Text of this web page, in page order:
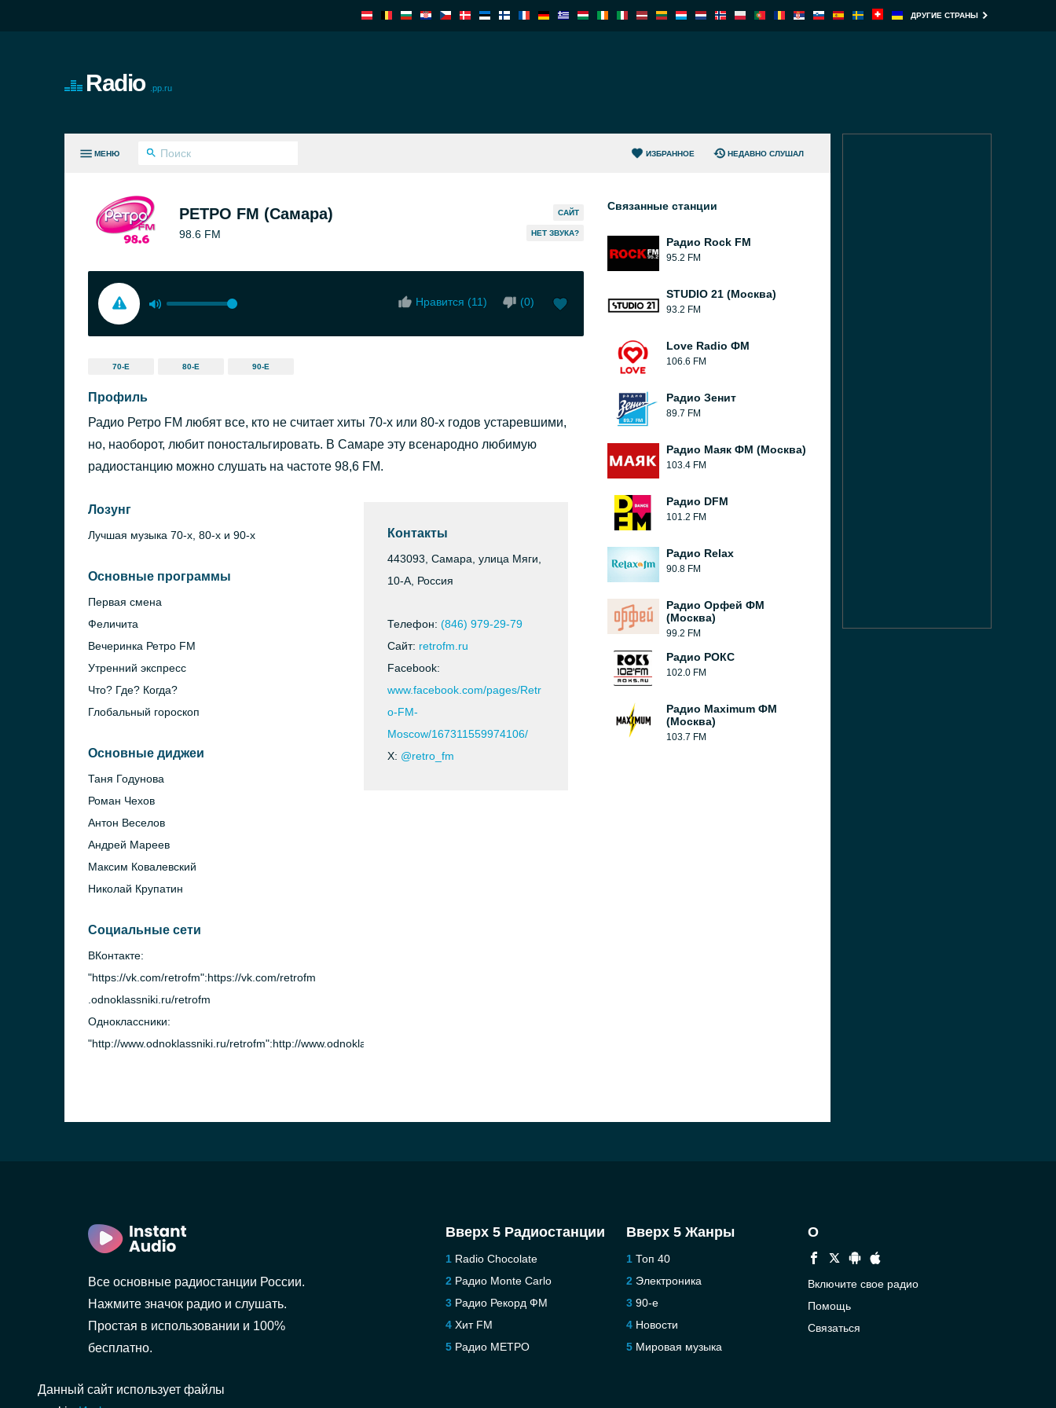
ДРУГИЕ СТРАНЫ
Radio .pp.ru
МЕНЮ ИЗБРАННОЕ НЕДАВНО СЛУШАЛ
РЕТРО FM (Самара)
98.6 FM
САЙТ
HЕТ ЗВУКА?
Нравится (11) (0)
70-Е 80-Е 90-Е
Профиль
Радио Ретро FM любят все, кто не считает хиты 70-х или 80-х годов устаревшими,
но, наоборот, любит поностальгировать. В Самаре эту всенародно любимую
радиостанцию можно слушать на частоте 98,6 FM.
Лозунг
Лучшая музыка 70-х, 80-х и 90-х
Основные программы
Первая смена
Феличита
Вечеринка Ретро FM
Утренний экспресс
Что? Где? Когда?
Глобальный гороскоп
Основные диджеи
Таня Годунова
Роман Чехов
Антон Веселов
Андрей Мареев
Максим Ковалевский
Николай Крупатин
Социальные сети
ВКонтакте:
"https://vk.com/retrofm":https://vk.com/retrofm
.odnoklassniki.ru/retrofm
Одноклассники:
"http://www.odnoklassniki.ru/retrofm":http://www.odnoklassniki.ru/retrofm
Контакты
443093, Самара, улица Мяги,
10-А, Россия
Телефон: (846) 979-29-79
Сайт: retrofm.ru
Facebook:
www.facebook.com/pages/Retr
o-FM-
Moscow/167311559974106/
X: @retro_fm
Связанные станции
Радио Rock FM
95.2 FM
STUDIO 21 (Москва)
93.2 FM
Love Radio ФМ
106.6 FM
Радио Зенит
89.7 FM
Радио Маяк ФМ (Москва)
103.4 FM
Радио DFM
101.2 FM
Радио Relax
90.8 FM
Радио Орфей ФМ
(Москва)
99.2 FM
Радио РОКС
102.0 FM
Радио Maximum ФМ
(Москва)
103.7 FM
Все основные радиостанции России.
Нажмите значок радио и слушать.
Простая в использовании и 100%
бесплатно.
Вверх 5 Радиостанции
Radio Chocolate
Радио Monte Carlo
Радио Рекорд ФМ
Хит FM
Радио МЕТРО
Вверх 5 Жанры
Топ 40
Электроника
90-е
Новости
Мировая музыка
О
Включите свое радио
Помощь
Связаться
Данный сайт использует файлы